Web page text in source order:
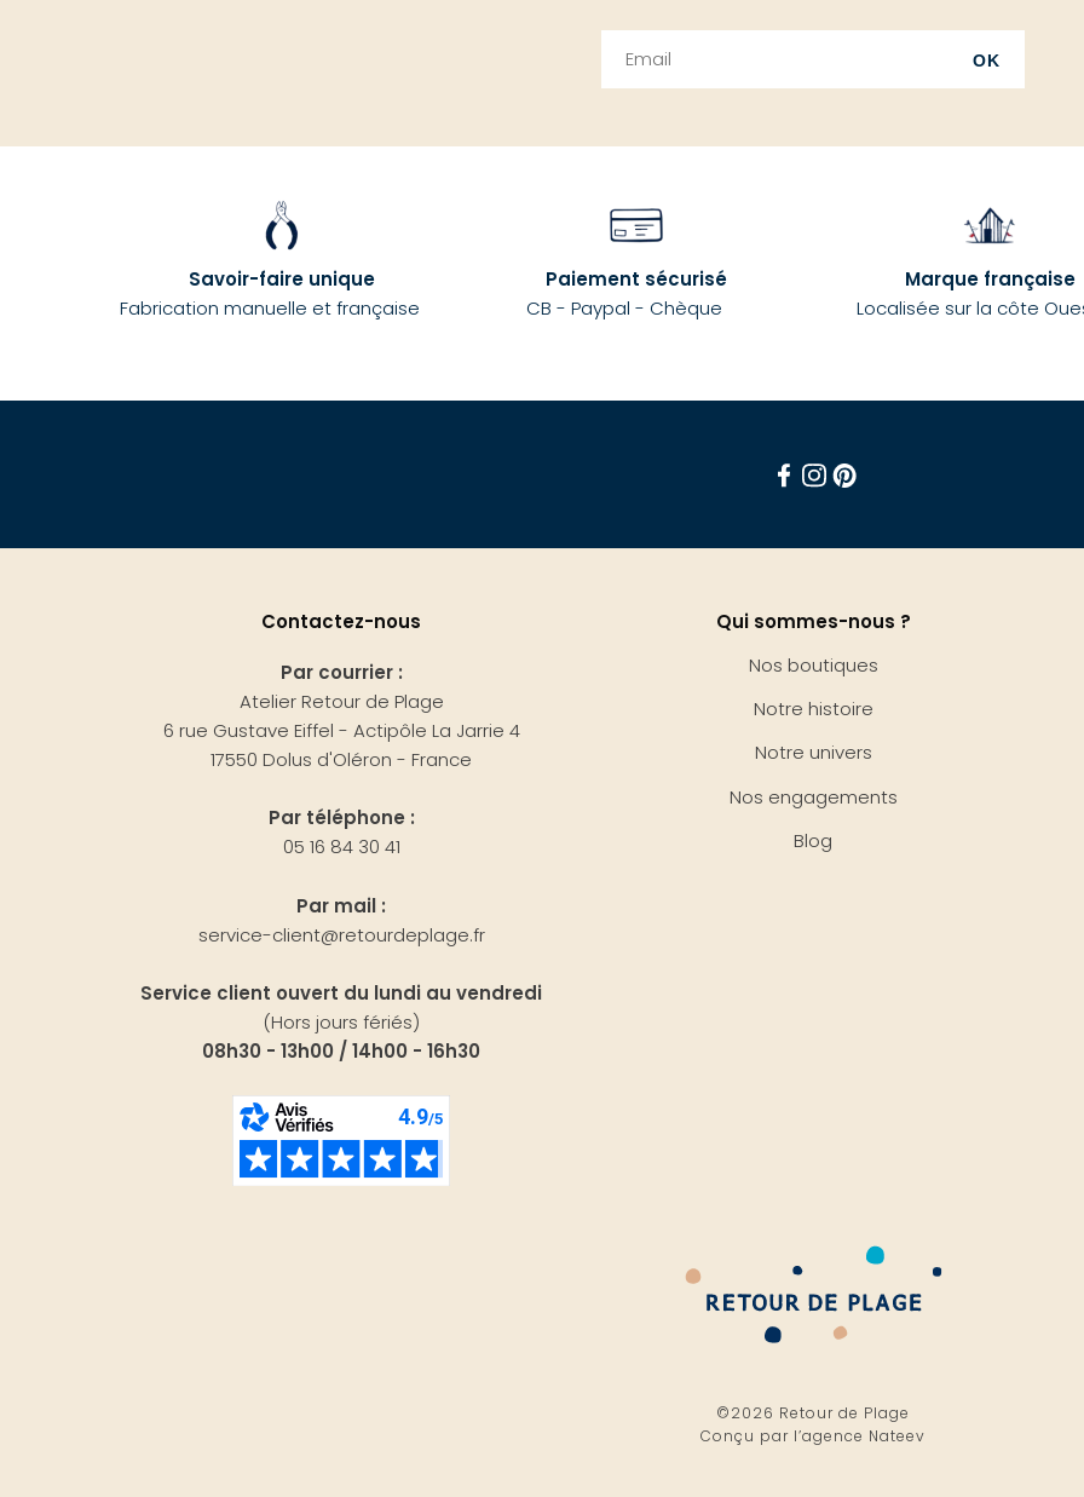
OK
Savoir-faire unique
Fabrication manuelle et française
Paiement sécurisé
CB - Paypal - Chèque
Marque française
Localisée sur la côte
Contactez-nous
Par courrier :
Atelier Retour de Plage
6 rue Gustave Eiffel - Actipôle La Jarrie 4
17550 Dolus d'Oléron - France
Par téléphone :
05 16 84 30 41
Par mail :
service-client@retourdeplage.fr
Service client ouvert du lundi au vendredi
(Hors jours fériés)
08h30 - 13h00 / 14h00 - 16h30
Qui sommes-nous ?
Nos boutiques
Notre histoire
Notre univers
Nos engagements
Blog
©2026 Retour de Plage
Conçu par l’agence Nateev